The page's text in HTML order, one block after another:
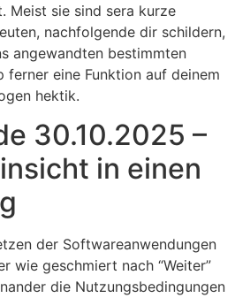
Meist sie sind sera kurze
nachfolgende dir schildern,
angewandten bestimmten
ferner eine Funktion auf deinem
hektik.
30.10.2025 –
in einen
der Softwareanwendungen
wie geschmiert nach “Weiter”
die Nutzungsbedingungen